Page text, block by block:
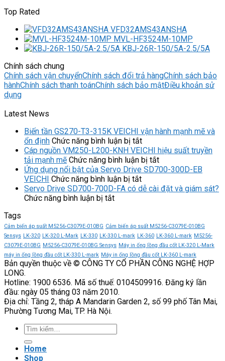
Top Rated
VFD32AMS43ANSHA
MVL-HF3524M-10MP
KBJ-26R-150/5A-2.5/5A
Chính sách chung
Chính sách vận chuyểnChính sách đổi trả hàngChính sách bảo
hànhChính sách thanh toánChính sách bảo mậtĐiều khoản sử
dụng
Latest News
Biến tần GS270-T3-315K VEICHI vận hành mạnh mẽ và
ổn định Chức năng bình luận bị tắtở
Biến
tần
GS270-
315K
mạnh
mẽ
và
ổn
định
Cáp nguồn VM250-L200-KNH VEICHI hiệu suất truyền
tải mạnh mẽ Chức năng bình luận bị tắtở
Cáp
VM250-
hiệu
suất
truyền
tải
mạnh
Ứng dụng nổi bật của Servo Drive SD700-300D-EB
VEICHI Chức năng bình luận bị tắtở
Ứng
của
Servo
Drive
SD700-
300D-
VEICHI
Servo Drive SD700-700D-FA có dễ cài đặt và giám sát?
Chức năng bình luận bị tắtở
SD700-
700D-
FA
có
dễ
đặt
và
giám
Tags
Cảm biến áp suất M5256-C3079E-010BG Cảm biến áp suất M5256-C3079E-010BG
Sensys LK-320 LK-320 L-Mark LK-330 LK-330 L-mark LK-360 LK-360 L-mark M5256-
C3079E-010BG M5256-C3079E-010BG Sensys Máy in ống lồng đầu cốt LK-320 L-Mark
máy in ống lồng đầu cốt LK-330 L-mark Máy in ống lồng đầu cốt LK-360 L-mark
Bản quyền thuộc về © CÔNG TY CỔ PHẦN CÔNG NGHỆ HỢP
LONG.
Hotline: 1900 6536. Mã số thuế: 0104509916. Đăng ký lần
đầu: ngày 05 tháng 03 năm 2010.
Địa chỉ: Tầng 2, tháp A Mandarin Garden 2, số 99 phố Tân Mai,
Phường Tương Mai, TP. Hà Nội.
Tìm
Home
Shop